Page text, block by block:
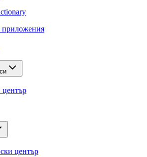
център